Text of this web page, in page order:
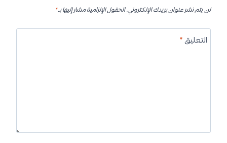
لن يتم نشر عنوان بريدك الإلكتروني.الحقول الإلزامية مشار إليها بـ*
التعليق*